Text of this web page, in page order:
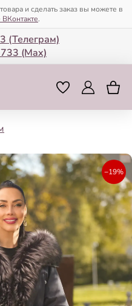
и сделать заказ вы можете в
ВКонтакте.
(Телеграм)
(Мax)
−19%